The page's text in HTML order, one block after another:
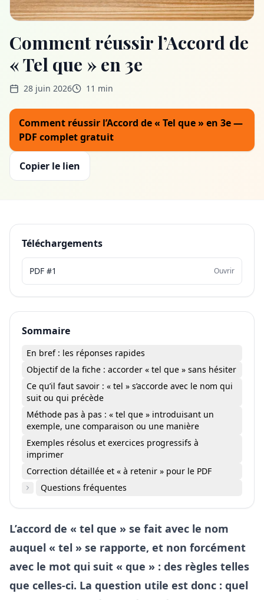
Comment réussir l’Accord de
« Tel que » en 3e
28 juin 2026 11 min
Comment réussir l’Accord de « Tel que » en 3e —
PDF complet gratuit
Copier le lien
Téléchargements
PDF #1 Ouvrir
Sommaire
En bref : les réponses rapides
Objectif de la fiche : accorder « tel que » sans hésiter
Ce qu’il faut savoir : « tel » s’accorde avec le nom qui
suit ou qui précède
Méthode pas à pas : « tel que » introduisant un
exemple, une comparaison ou une manière
Exemples résolus et exercices progressifs à
imprimer
Correction détaillée et « à retenir » pour le PDF
Questions fréquentes
L’accord de « tel que » se fait avec le nom
auquel « tel » se rapporte, et non forcément
avec le mot qui suit « que » : des règles telles
que celles-ci. La question utile est donc : quel